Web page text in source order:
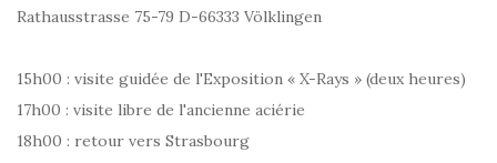
Rathausstrasse 75-79 D-66333 Völklingen
15h00 : visite guidée de l'Exposition « X-Rays » (deux heures)
17h00 : visite libre de l'ancienne aciérie
18h00 : retour vers Strasbourg